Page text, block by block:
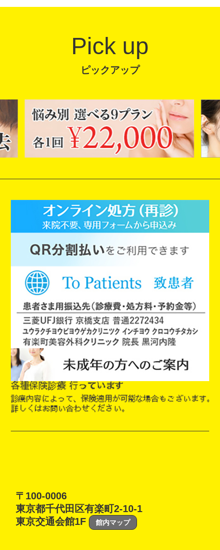
Pick up
ピックアップ
〒100-0006
東京都千代田区有楽町2-10-1
東京交通会館1F
館内マップ